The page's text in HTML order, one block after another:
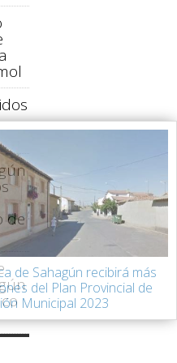
de
de Sahagún recibirá más
del Plan Provincial de
Municipal 2023